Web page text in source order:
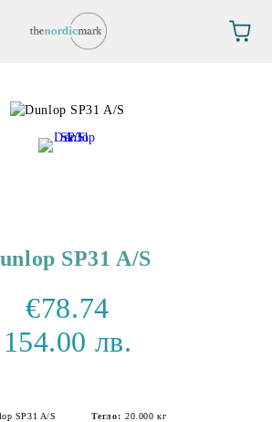
SP31 A/S
€78.74
154.00 лв.
SP31 A/S Тегло: 20.000 кг